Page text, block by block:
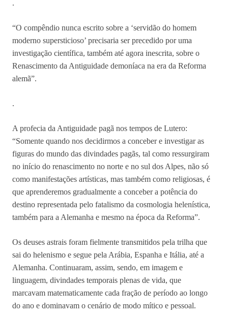
.
“O compêndio nunca escrito sobre a ‘servidão do homem
moderno supersticioso’ precisaria ser precedido por uma
investigação científica, também até agora inescrita, sobre o
Renascimento da Antiguidade demoníaca na era da Reforma
alemã”.
.
A profecia da Antiguidade pagã nos tempos de Lutero:
“Somente quando nos decidirmos a conceber e investigar as
figuras do mundo das divindades pagãs, tal como ressurgiram
no início do renascimento no norte e no sul dos Alpes, não só
como manifestações artísticas, mas também como religiosas, é
que aprenderemos gradualmente a conceber a potência do
destino representada pelo fatalismo da cosmologia helenística,
também para a Alemanha e mesmo na época da Reforma”.
Os deuses astrais foram fielmente transmitidos pela trilha que
sai do helenismo e segue pela Arábia, Espanha e Itália, até a
Alemanha. Continuaram, assim, sendo, em imagem e
linguagem, divindades temporais plenas de vida, que
marcavam matematicamente cada fração de período ao longo
do ano e dominavam o cenário de modo mítico e pessoal.